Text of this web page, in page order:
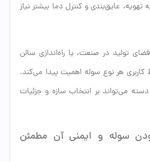
عایق‌بندی و کنترل دما بیشتر نیاز
تولید در صنعت، یا راه‌اندازی سالن
کاربری هر نوع سوله اهمیت پیدا می‌کند.
می‌تواند بر انتخاب سازه و جزئیات
سوله و ایمنی آن مطمئن